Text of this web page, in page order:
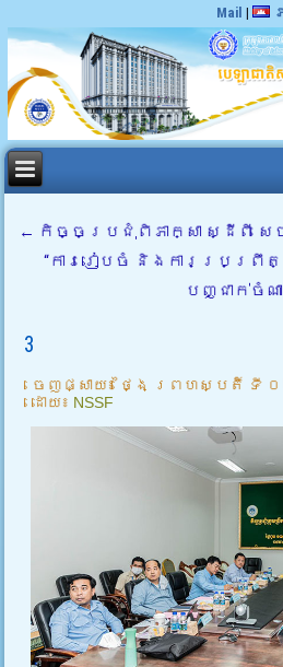
Mail |
← កិច្ចប្រជុំពិភាក្សា ស្ដីពី
“ការរៀបចំ និងការប្រព្រឹត្
បញ្ជាក់ចំណ
3
ចេញផ្សាយ៖ ថ្ងៃ ព្រហស្បតិ៍ ទី ០
ដោយ៖ NSSF